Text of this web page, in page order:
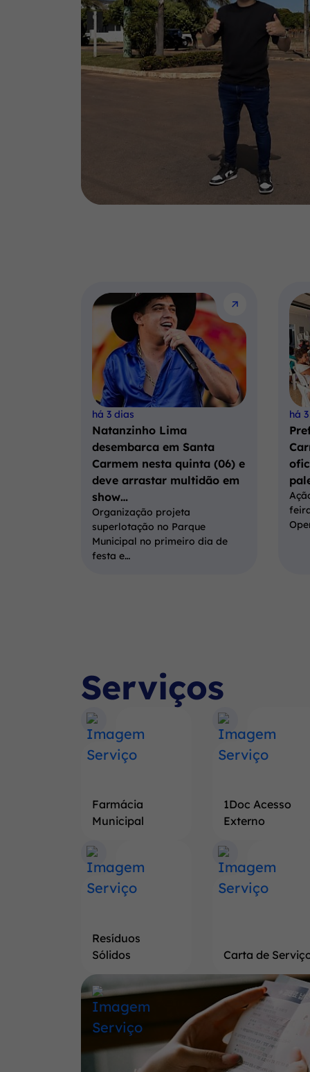
há 3 dias
Natanzinho Lima
desembarca em Santa
Carmem nesta quinta (06) e
deve arrastar multidão em
show…
Organização projeta
superlotação no Parque
Municipal no primeiro dia de
festa e…
há
Serviços
Farmácia
Municipal
1Doc Acesso
Externo
Resíduos
Sólidos
Carta de
Banner
Saiba
mais
respeito